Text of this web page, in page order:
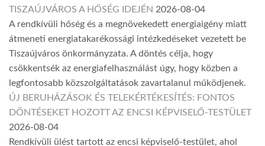
TISZAÚJVÁROS A HŐSÉG IDEJÉN 2026-08-04
A rendkívüli hőség és a megnövekedett energiaigény miatt
átmeneti energiatakarékossági intézkedéseket vezetett be
Tiszaújváros önkormányzata. A döntés célja, hogy
csökkentsék az energiafelhasználást úgy, hogy közben a
legfontosabb közszolgáltatások zavartalanul működjenek.
ÚJ BERUHÁZÁSOK ÉS TELEKÉRTÉKESÍTÉS: FONTOS
DÖNTÉSEKET HOZOTT AZ ENCSI KÉPVISELŐ-TESTÜLET
2026-08-04
Rendkívüli ülést tartott az encsi képviselő-testület, ahol